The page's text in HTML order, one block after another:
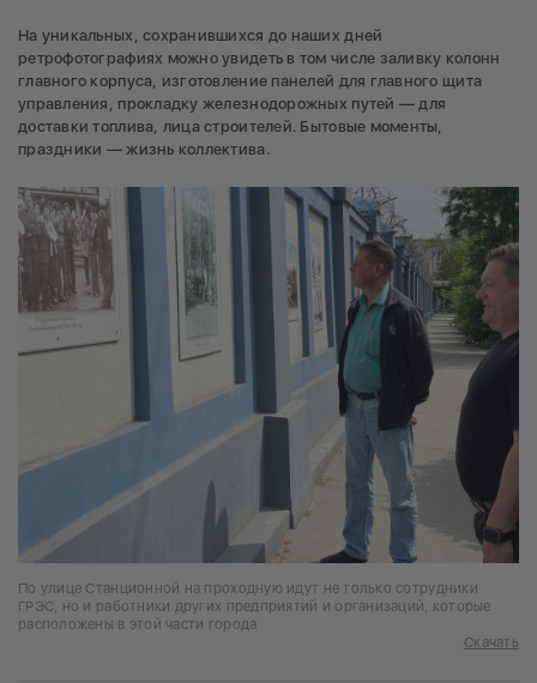
На уникальных, сохранившихся до наших дней
ретрофотографиях можно увидеть в том числе заливку колонн
главного корпуса, изготовление панелей для главного щита
управления, прокладку железнодорожных путей — для
доставки топлива, лица строителей. Бытовые моменты,
праздники — жизнь коллектива.
По улице Станционной на проходную идут не только сотрудники
ГРЭС, но и работники других предприятий и организаций, которые
расположены в этой части города
Скачать